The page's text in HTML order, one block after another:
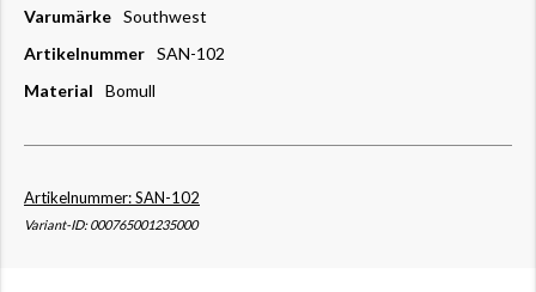
Varumärke Southwest
Artikelnummer SAN-102
Material
Bomull
Artikelnummer: SAN-102
Variant-ID: 000765001235000